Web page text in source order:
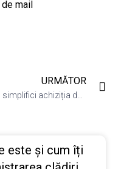
mail
URMĂTOR
este și cum îți